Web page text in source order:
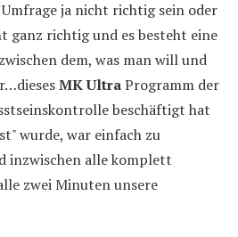
ja nicht richtig sein oder
ganz richtig und es besteht eine
dem, was man will und
MK UltraProgramm der
beschäftigt hat
wurde, war einfach zu
inzwischen alle komplett
zwei Minuten unsere